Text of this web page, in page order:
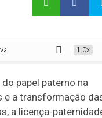
paternidade com1.0x
papel paterno na
e a transformação
a licença-